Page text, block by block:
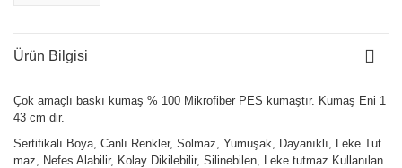
Ürün Bilgisi
Çok amaçlı baskı kumaş % 100 Mikrofiber PES kumaştır. Kumaş Eni 1
43 cm dir.
Sertifikalı Boya, Canlı Renkler, Solmaz, Yumuşak, Dayanıklı, Leke Tut
maz, Nefes Alabilir, Kolay Dikilebilir, Silinebilen, Leke tutmaz.Kullanılan